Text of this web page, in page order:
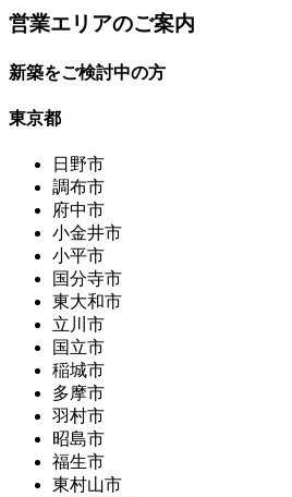
営業エリアのご案内
新築をご検討中の方
東京都
日野市
調布市
府中市
小金井市
小平市
国分寺市
東大和市
立川市
国立市
稲城市
多摩市
羽村市
昭島市
福生市
東村山市